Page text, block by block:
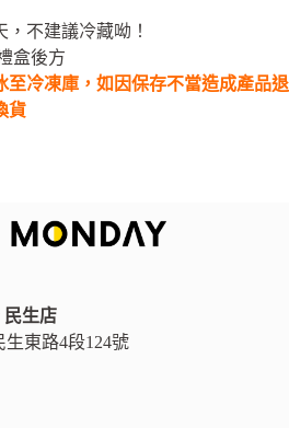
不建議冷藏呦！
盒後方
至冷凍庫，如因保存不當造成產品退
貨
民生店
東路4段124號